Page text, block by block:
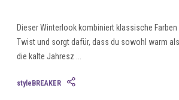
Dieser Winterlook kombiniert klassische
Twist und sorgt dafür, dass du sowohl warm
die kalte Jahresz ...
styleBREAKER